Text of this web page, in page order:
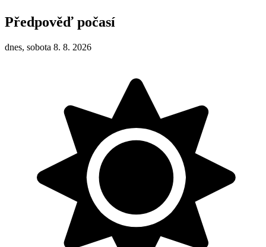
Předpověď počasí
dnes, sobota 8. 8. 2026